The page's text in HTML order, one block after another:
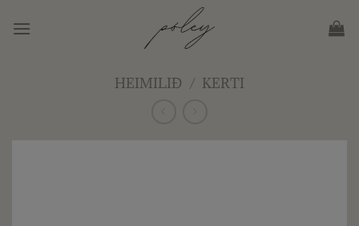
HEIMILIÐ / KERTI